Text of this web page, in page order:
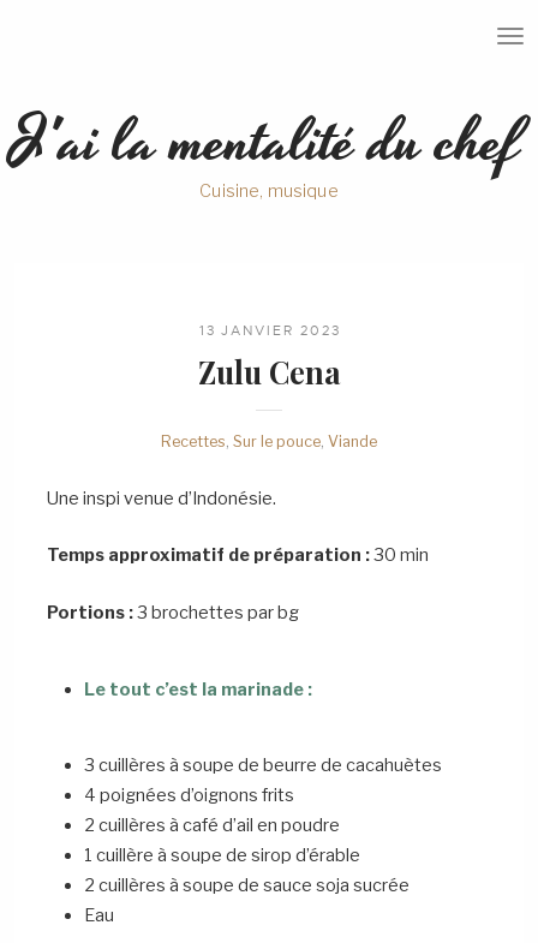
T
E
N
J'ai la mentalité du chef
Cuisine, musique
13 JANVIER 2023
Zulu Cena
Recettes Sur le pouce Viande
Une inspi venue d’Indonésie.
Temps approximatif de préparation :30 min
Portions :3 brochettes par bg
Le tout c’est la marinade :
3 cuillères à soupe de beurre de cacahuètes
4 poignées d’oignons frits
2 cuillères à café d’ail en poudre
1 cuillère à soupe de sirop d’érable
2 cuillères à soupe de sauce soja sucrée
Eau